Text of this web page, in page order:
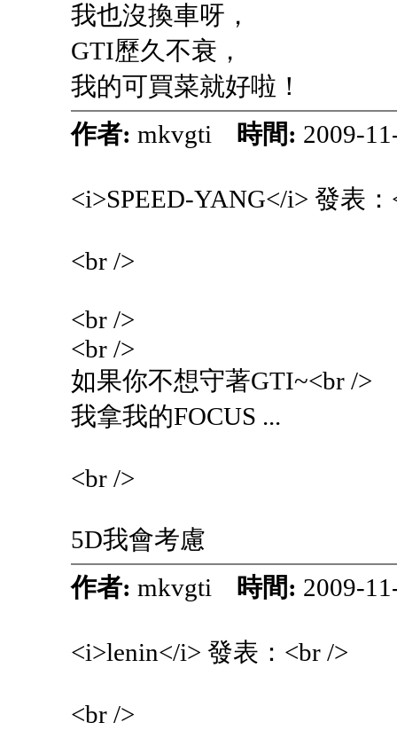
我也沒換車呀，
GTI歷久不衰，
我的可買菜就好啦！
作者: mkvgti 時間: 2009-
<i>SPEED-YANG</i> 發表
<br />
<br />
<br />
如果你不想守著GTI~<br />
我拿我的FOCUS ...
<br />
5D我會考慮
作者: mkvgti 時間: 2009-
<i>lenin</i> 發表：<br />
<br />